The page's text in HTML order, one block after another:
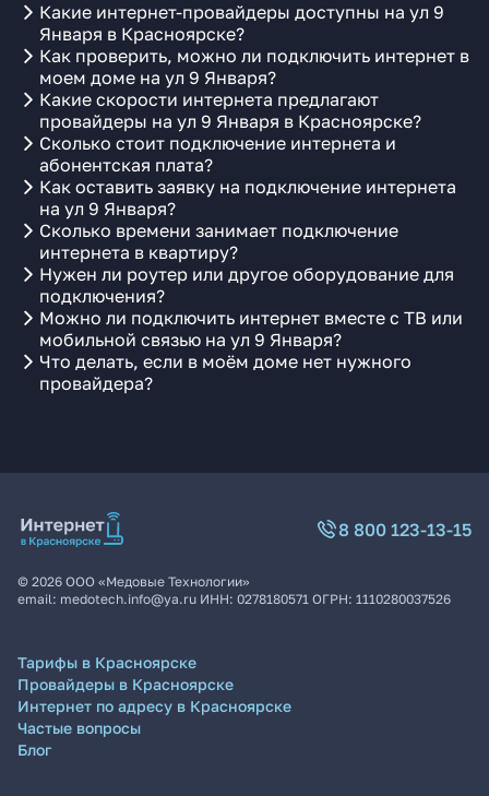
Какие интернет-провайдеры доступны на ул 9
Января в Красноярске?
Как проверить, можно ли подключить интернет в
моем доме на ул 9 Января?
Какие скорости интернета предлагают
провайдеры на ул 9 Января в Красноярске?
Сколько стоит подключение интернета и
абонентская плата?
Как оставить заявку на подключение интернета
на ул 9 Января?
Сколько времени занимает подключение
интернета в квартиру?
Нужен ли роутер или другое оборудование для
подключения?
Можно ли подключить интернет вместе с ТВ или
мобильной связью на ул 9 Января?
Что делать, если в моём доме нет нужного
провайдера?
8 800 123-13-15
© 2026 ООО «Медовые Технологии»
email: medotech.info@ya.ru ИНН: 0278180571 ОГРН: 1110280037526
Тарифы в Красноярске
Провайдеры в Красноярске
Интернет по адресу в Красноярске
Частые вопросы
Блог